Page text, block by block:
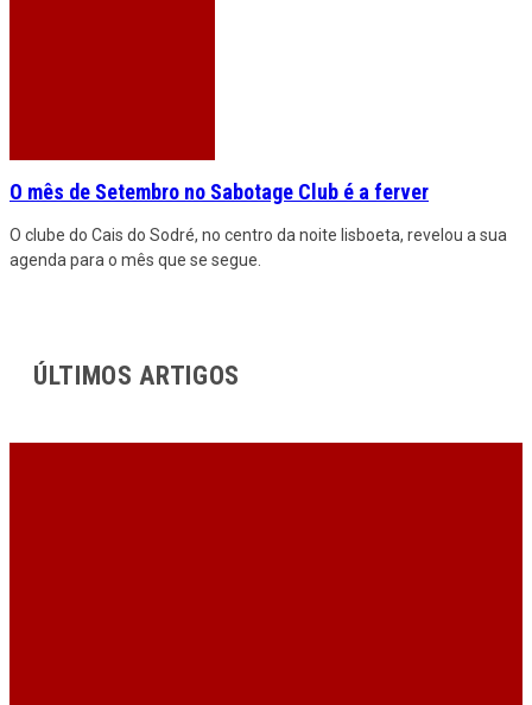
O mês de Setembro no Sabotage Club é a ferver
O clube do Cais do Sodré, no centro da noite lisboeta, revelou a sua
agenda para o mês que se segue.
ÚLTIMOS ARTIGOS